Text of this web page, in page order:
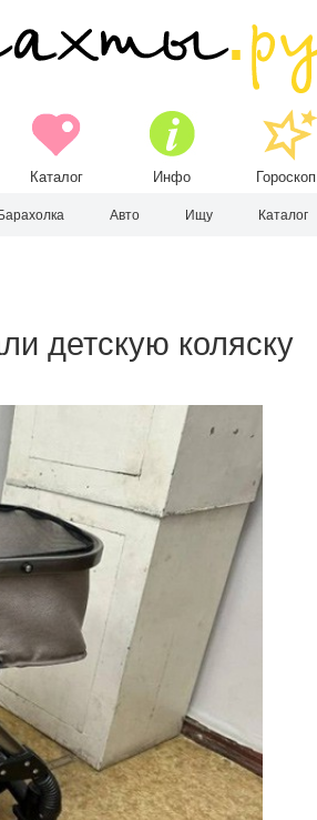
Каталог Инфо Гороскоп
Барахолка Авто Ищу Каталог
детскую коляску